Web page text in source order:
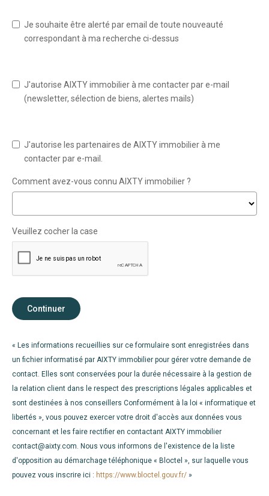
Je souhaite être alerté par email de toute nouveauté
correspondant à ma recherche ci-dessus
J'autorise AIXTY immobilier à me contacter par e-mail
(newsletter, sélection de biens, alertes mails)
J'autorise les partenaires de AIXTY immobilier à me
contacter par e-mail.
Comment avez-vous connu AIXTY immobilier ?
Veuillez cocher la case
Continuer
« Les informations recueillies sur ce formulaire sont enregistrées dans
un fichier informatisé par AIXTY immobilier pour gérer votre demande de
contact. Elles sont conservées pour la durée nécessaire à la gestion de
la relation client dans le respect des prescriptions légales applicables et
sont destinées à nos conseillers Conformément à la loi « informatique et
libertés », vous pouvez exercer votre droit d'accès aux données vous
concernant et les faire rectifier en contactant AIXTY immobilier
contact@aixty.com. Nous vous informons de l'existence de la liste
d'opposition au démarchage téléphonique « Bloctel », sur laquelle vous
pouvez vous inscrire ici : https://www.bloctel.gouv.fr/ »